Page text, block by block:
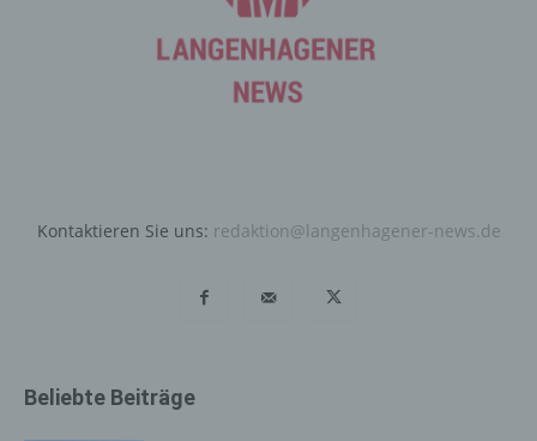
Kontaktieren Sie uns: redaktion@langenhagener-news.de
Beliebte Beiträge
Funktionen unserer Internetseite vollumfänglich nutzbar.
Erfassung von allgemeinen Daten
und Informationen
Daten und Informationen. Diese allgemeinen Daten und
Browsertypen und Versionen, (2) das vom zugreifenden
die Unterwebseiten, welche über ein zugreifendes